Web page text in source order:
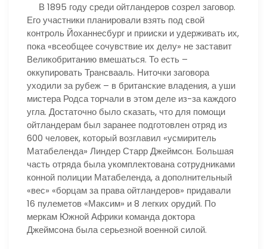
В 1895 году среди ойтландеров созрел заговор.
Его участники планировали взять под свой
контроль Йоханнесбург и прииски и удерживать их,
пока «всеобщее сочувствие их делу» не заставит
Великобританию вмешаться. То есть –
оккупировать Трансвааль. Ниточки заговора
уходили за рубеж – в британские владения, а уши
мистера Родса торчали в этом деле из-за каждого
угла. Достаточно было сказать, что для помощи
ойтландерам был заранее подготовлен отряд из
600 человек, который возглавил «усмиритель
Матабеленда» Линдер Старр Джеймсон. Большая
часть отряда была укомплектована сотрудниками
конной полиции Матабеленда, а дополнительный
«вес» «борцам за права ойтландеров» придавали
16 пулеметов «Максим» и 8 легких орудий. По
меркам Южной Африки команда доктора
Джеймсона была серьезной военной силой.